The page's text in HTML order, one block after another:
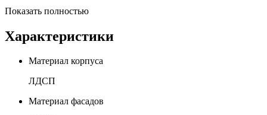
Показать полностью
Характеристики
Материал корпуса
ЛДСП
Материал фасадов